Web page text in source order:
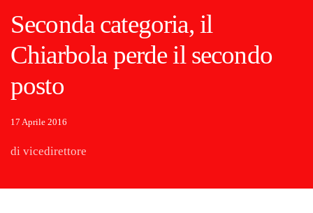
Seconda categoria, il
Chiarbola perde il secondo
posto
17 Aprile 2016
di vicedirettore